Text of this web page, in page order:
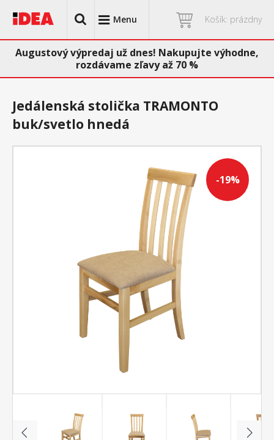
Menu Košík: prázdny
Augustový výpredaj už dnes! Nakupujte výhodne,
rozdávame zľavy až 70 %
-19%
Jedálenská stolička TRAMONTO
buk/svetlo hnedá